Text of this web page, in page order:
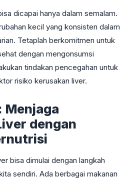
dicapai hanya dalam semalam.
kecil yang konsisten dalam
Tetaplah berkomitmen untuk
dengan mengonsumsi
tindakan pencegahan untuk
risiko kerusakan liver.
Menjaga
dengan
bisa dimulai dengan langkah
sendiri. Ada berbagai makanan